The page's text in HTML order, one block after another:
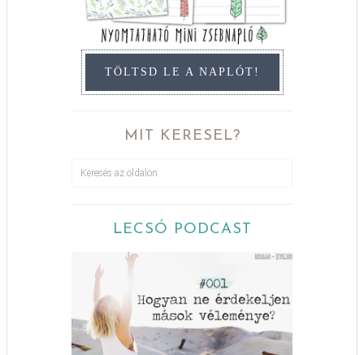
TÖLTSD LE A NAPLÓT!
MIT KERESEL?
LECSÓ PODCAST